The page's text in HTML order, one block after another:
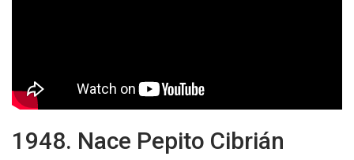
1948. Nace Pepito Cibrián